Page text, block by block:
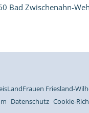
Bad Zwischenahn-
Friesland-
Datenschutz Cookie-